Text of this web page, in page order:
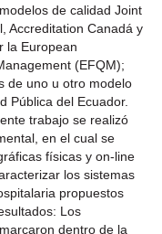
de calidad Joint
Accreditation Canadá y
la European
(EFQM);
de uno u otro modelo
Pública del Ecuador.
trabajo se realizó
en el cual se
físicas y on-line
los sistemas
propuestos
Los
dentro de la